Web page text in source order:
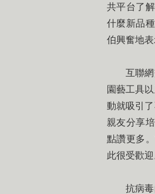
共平台了
什麼新品
伯興奮地表
互聯網交
園藝工具
動就吸引
親友分享
點讚更多
此很受歡迎
抗病毒的